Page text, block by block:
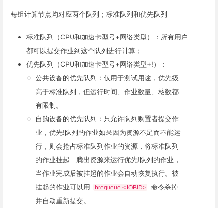
每组计算节点均对应两个队列；标准队列和优先队列
标准队列（CPU和加速卡型号+网络类型）：所有用户
都可以提交作业到这个队列进行计算；
优先队列（CPU和加速卡型号+网络类型+!）：
公共设备的优先队列：仅用于测试用途，优先级
高于标准队列，但运行时间、作业数量、核数都
有限制。
自购设备的优先队列：只允许队列购置者提交作
业，优先!队列的作业如果因为资源不足而不能运
行，则会抢占标准队列作业的资源，将标准队列
的作业挂起，腾出资源来运行优先!队列的作业，
当作业完成后被挂起的作业会自动恢复执行。被
挂起的作业可以用
brequeue <JOBID>
命令杀掉
并自动重新提交。